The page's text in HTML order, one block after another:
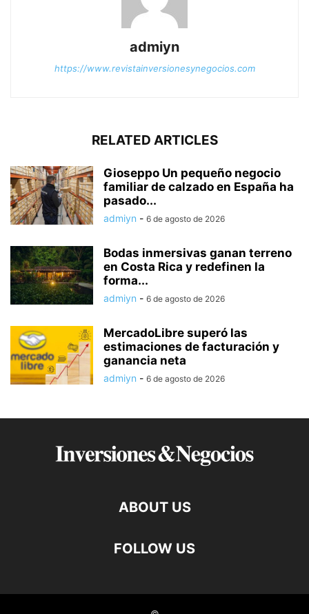
admiyn
https://www.revistainversionesynegocios.com
RELATED ARTICLES
Gioseppo Un pequeño negocio
familiar de calzado en España ha
pasado...
admiyn - 6 de agosto de 2026
Bodas inmersivas ganan terreno
en Costa Rica y redefinen la
forma...
admiyn - 6 de agosto de 2026
MercadoLibre superó las
estimaciones de facturación y
ganancia neta
admiyn - 6 de agosto de 2026
ABOUT US
FOLLOW US